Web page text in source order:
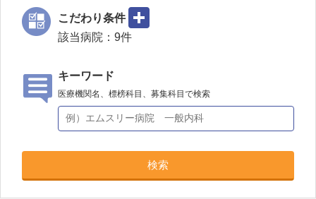
こだわり条件
該当病院： 9件
キーワード
医療機関名、標榜科目、募集科目で検索
検索